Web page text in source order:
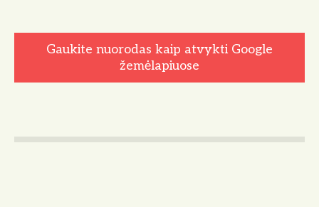
Gaukite nuorodas kaip atvykti Google
žemėlapiuose